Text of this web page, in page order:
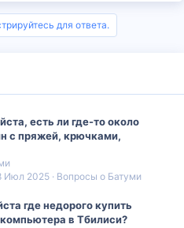
для ответа.
есть ли где-то около
с пряжей, крючками,
Вопросы о Батуми
Июл 2025
где недорого купить
в Тбилиси?